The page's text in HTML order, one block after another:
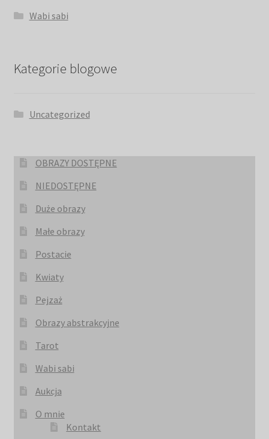
Wabi sabi
Kategorie blogowe
Uncategorized
OBRAZY DOSTĘPNE
NIEDOSTĘPNE
Duże obrazy
Małe obrazy
Postacie
Kwiaty
Pejzaż
Obrazy abstrakcyjne
Tarot
Wabi sabi
Aukcja
O mnie
Kontakt